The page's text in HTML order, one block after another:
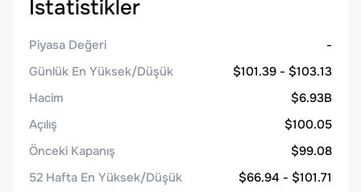
İstatistikler
Piyasa Değeri
-
Günlük En Yüksek/Düşük
$101.39 - $103.13
Hacim
$6.93B
Açılış
$100.05
Önceki Kapanış
$99.08
52 Hafta En Yüksek/Düşük
$66.94 - $101.71